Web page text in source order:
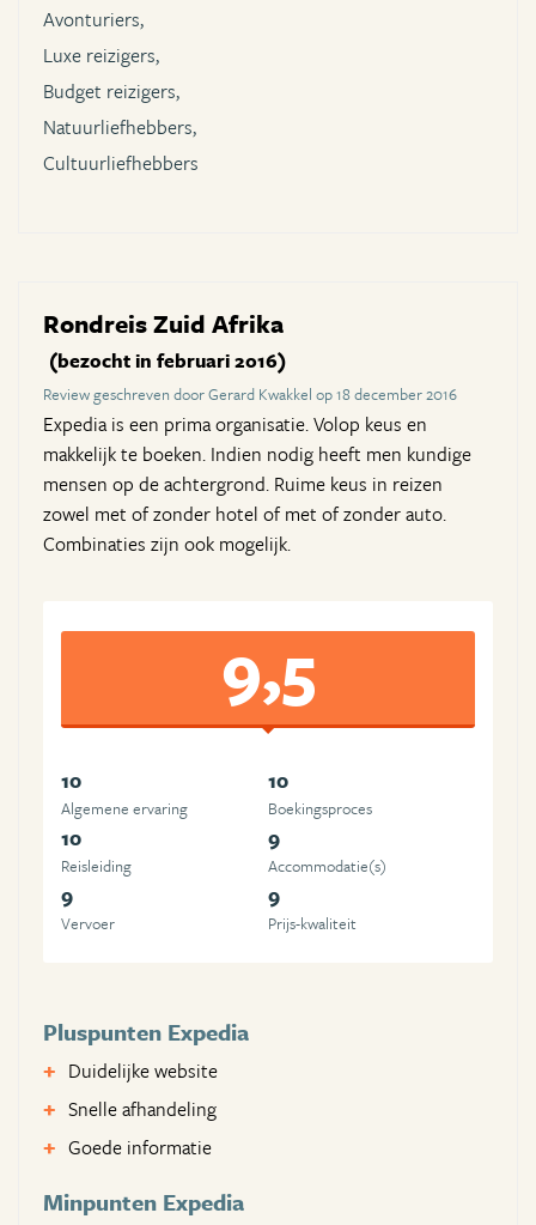
Avonturiers,
Luxe reizigers,
Budget reizigers,
Natuurliefhebbers,
Cultuurliefhebbers
Rondreis Zuid Afrika
(bezocht in februari 2016)
Review geschreven door Gerard Kwakkel op 18 december 2016
Expedia is een prima organisatie. Volop keus en
makkelijk te boeken. Indien nodig heeft men kundige
mensen op de achtergrond. Ruime keus in reizen
zowel met of zonder hotel of met of zonder auto.
Combinaties zijn ook mogelijk.
9,5
10
Algemene ervaring
10
Boekingsproces
10
Reisleiding
9
Accommodatie(s)
9
Vervoer
9
Prijs-kwaliteit
Pluspunten Expedia
Duidelijke website
Snelle afhandeling
Goede informatie
Minpunten Expedia